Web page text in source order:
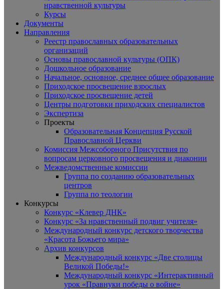
нравственной культуры
Курсы
Документы
Направления
Реестр православных образовательных
организаций
Основы православной культуры (ОПК)
Дошкольное образование
Начальное, основное, среднее общее образование
Приходское просвещение взрослых
Приходское просвещение детей
Центры подготовки приходских специалистов
Экспертиза
Проекты
Образовательная Концепция Русской
Православной Церкви
Комиссия Межсоборного Присутствия по
вопросам церковного просвещения и диаконии
Межведомственные комиссии
Группа по созданию образовательных
центров
Группа по теологии
Конкурсы
Конкурс «Клевер ДНК»
Конкурс «За нравственный подвиг учителя»
Международный конкурс детского творчества
«Красота Божьего мира»
Архив конкурсов
Международный конкурс «Две столицы
Великой Победы!»
Международный конкурс «Интерактивный
урок «Правнуки победы о войне»